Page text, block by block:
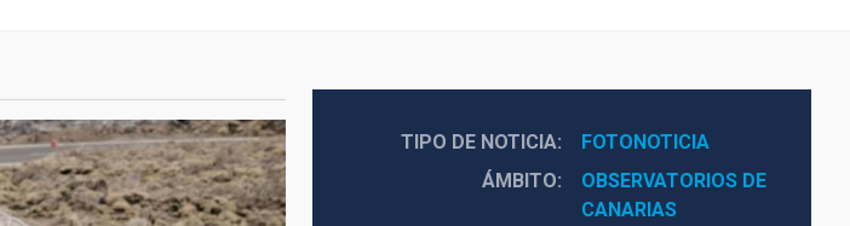
TIPO DE NOTICIA
FOTONOTICIA
ÁMBITO
OBSERVATORIOS DE
CANARIAS